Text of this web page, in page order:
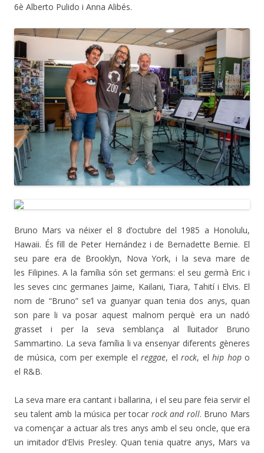
6è Alberto Pulido i Anna Alibés.
Bruno Mars va néixer el 8 d’octubre del 1985 a Honolulu,
Hawaii. És fill de Peter Hernández i de Bernadette Bernie. El
seu pare era de Brooklyn, Nova York, i la seva mare de
les Filipines. A la família són set germans: el seu germà Eric i
les seves cinc germanes Jaime, Kailani, Tiara, Tahití i Elvis. El
nom de “Bruno” se’l va guanyar quan tenia dos anys, quan
son pare li va posar aquest malnom perquè era un nadó
grasset i per la seva semblança al lluitador Bruno
Sammartino. La seva família li va ensenyar diferents gèneres
de música, com per exemple el reggae, el rock, el hip hopo
el R&B.
La seva mare era cantant i ballarina, i el seu pare feia servir el
seu talent amb la música per tocar rock and roll. Bruno Mars
va començar a actuar als tres anys amb el seu oncle, que era
un imitador d’Elvis Presley. Quan tenia quatre anys, Mars va